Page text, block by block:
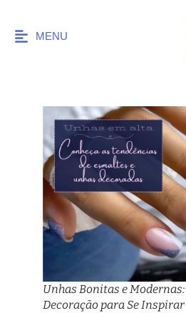
MENU
Unhas Bonitas e Modernas:
Decoração para Se Inspirar